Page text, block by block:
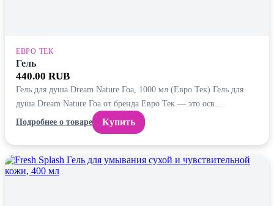
ЕВРО ТЕК
Гель
440.00 RUB
Гель для душа Dream Nature Гоа, 1000 мл (Евро Тек) Гель для
душа Dream Nature Гоа от бренда Евро Тек — это осв…
Подробнее о товаре
Купить